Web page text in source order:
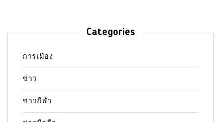
Categories
การเมือง
ข่าว
ข่าวกีฬา